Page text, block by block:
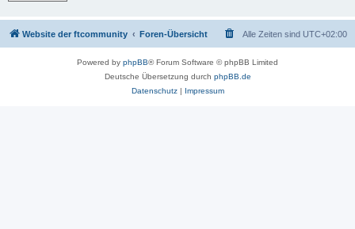
Website der ftcommunity Foren-Übersicht Alle Zeiten sind UTC+02:00
Powered by phpBB® Forum Software © phpBB Limited
Deutsche Übersetzung durch phpBB.de
Datenschutz| Impressum